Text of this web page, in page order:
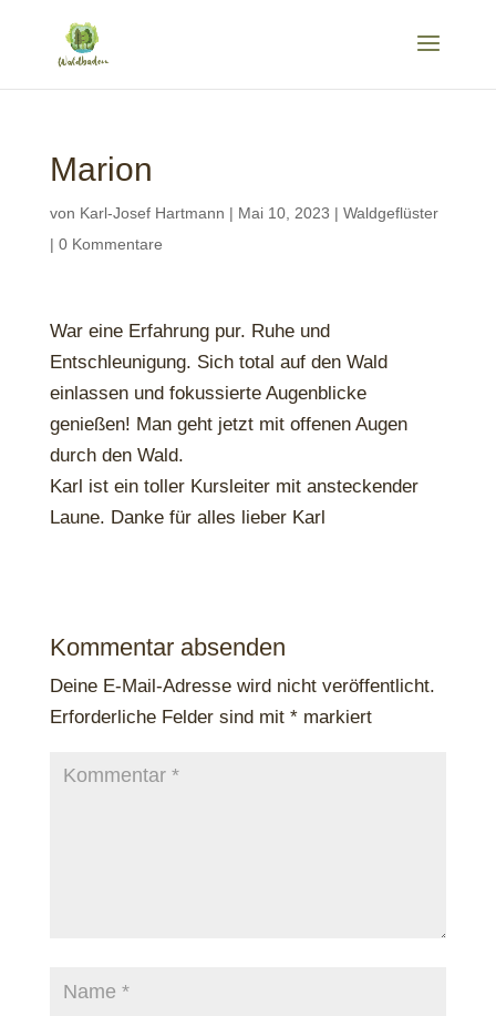
Marion
von Karl-Josef Hartmann | Mai 10, 2023 | Waldgeflüster
| 0 Kommentare
War eine Erfahrung pur. Ruhe und
Entschleunigung. Sich total auf den Wald
einlassen und fokussierte Augenblicke
genießen! Man geht jetzt mit offenen Augen
durch den Wald.
Karl ist ein toller Kursleiter mit ansteckender
Laune. Danke für alles lieber Karl
Kommentar absenden
Deine E-Mail-Adresse wird nicht veröffentlicht.
Erforderliche Felder sind mit *markiert